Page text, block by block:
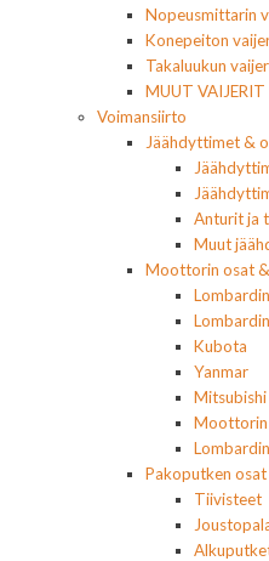
Nopeusmittarin
Konepeiton
Takaluukun
MUUT VAIJERIT
Voimansiirto
Jäähdyttimet &
Anturit ja
Muut
Moottorin osat
Kubota
Yanmar
Mitsubishi
Moottorin
Pakoputken osat
Tiivisteet